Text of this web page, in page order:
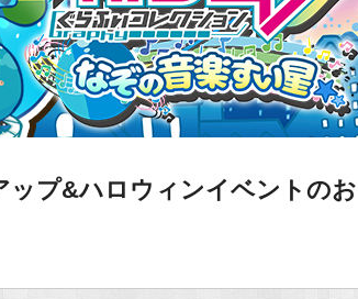
ップ&ハロウィンイベントのお